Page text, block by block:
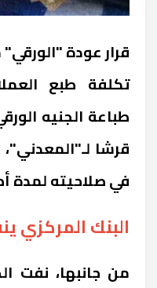
قرار عودة
تكلفة طبع
قرشا
في صلاحيته لمدة
البنك المركزي
من جانبها، نفت